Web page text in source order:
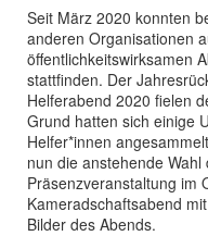
Seit März 2020 konnten
anderen Organisationen
öffentlichkeitswirksamen
stattfinden. Der
Helferabend 2020 fielen
Grund hatten sich einige
Helfer*innen
nun die anstehende
Präsenzveranstaltung im
Kameradschaftsabend
Bilder des Abends.